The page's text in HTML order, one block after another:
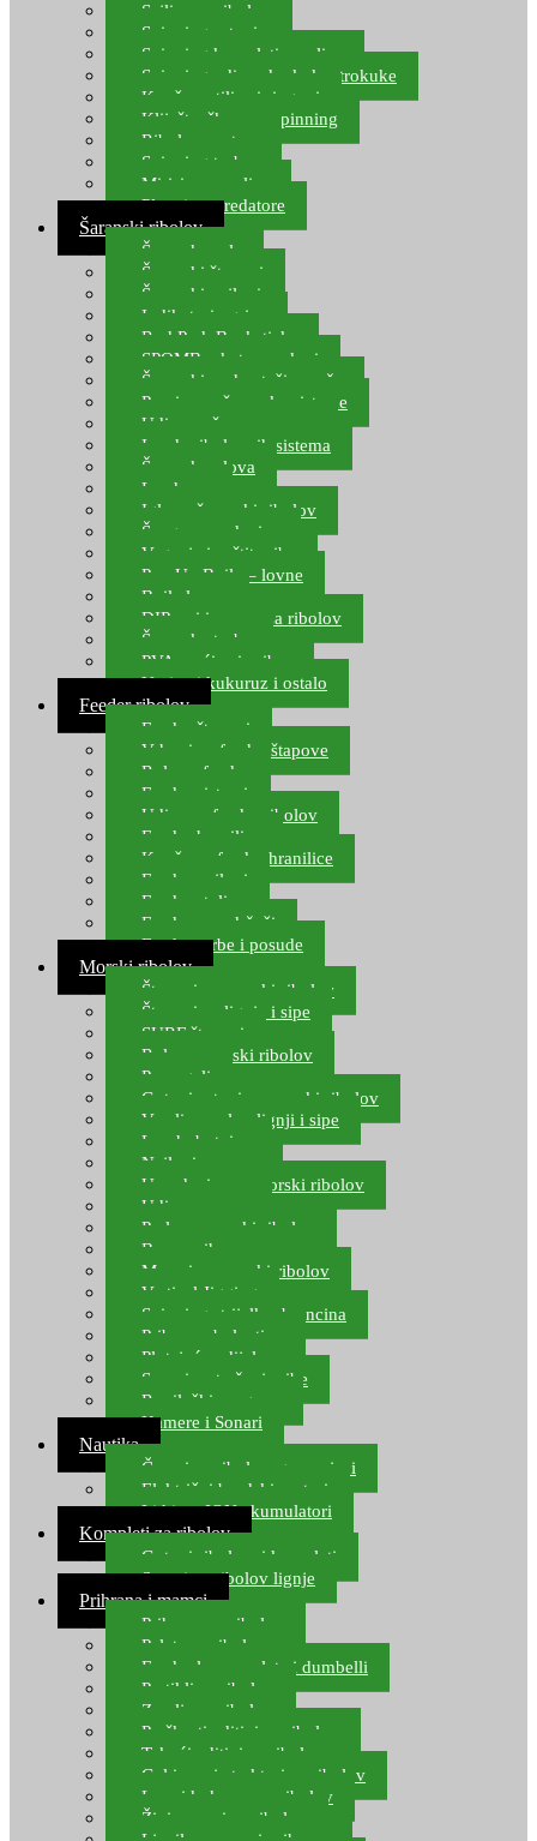
Sajlice za ribolov
Spinning setovi
Spinning kompleti varalica
Spinning udice, dvokuke, trokuke
Kopče, vrtilice i ringovi
Kliješta, škare za spinning
Ribolov pastrve
Spinning torbe
Mirisi za varalice
Plovci za predatore
Šaranski ribolov
Šaranske role
Šaranski štapovi
Šaranski najloni
Indikatori ugriza
Rod Pod, Banksticks
SPOMB rakete, markeri
Šaranski podmetači, mreže
Pernice za šaranske sisteme
Udice za šarana, amura
Izrada ribolovnih sistema
Šaranska olova
Leadcore
Igle za šaranski ribolov
Špage, upredenice
Vaganje i zaštita ribe
Pop Up Boile – lovne
Boile lovne
DIP-ovi i arome za ribolov
Šaranske torbe
PVA vrećice i pribor
Umjetni kukuruz i ostalo
Feeder ribolov
Feeder štapovi
Vrhovi za feeder štapove
Role za feeder
Feeder sistemi
Udice za feeder ribolov
Feeder hranilice
Kopče za feeder hranilice
Feeder najloni
Feeder stolice
Feeder arm držači
Feeder torbe i posude
Morski ribolov
Štapovi za morski ribolov
Štapovi za lignje i sipe
SURF štapovi
Role za morski ribolov
Parangali
Gotovi setovi za morski ribolov
Varalice za lov lignji i sipe
Lov hobotnice
Najloni za more
Upredenice za morski ribolov
Udice za more
Perle za morski ribolov
Brum prihrana za more
Mamci za morski ribolov
Vertical Jigging
Spinning strijelke, brancina
Pribor za bolentino
Plutajuća odijela
Sonari za traženje ribe
Ronilački program
Kamere i Sonari
Nautika
Čamci za ribolov, gumenjaci
Električni brodski motori
Lithium ION akumulatori
Kompleti za ribolov
Gotovi ribolovni kompleti
Setovi za ribolov lignje
Prihrana i mamci
Prihrana za ribolov
Pelete za ribolov
Feeder lovne pelete i dumbelli
Partikli za ribolov
Zemlja za ribolov
Praškasti aditivi za ribolov
Tekući aditivi za ribolov
Gel i sprej atraktori za ribolov
Lovni kukuruz za ribolov
Živi mamci za ribolov